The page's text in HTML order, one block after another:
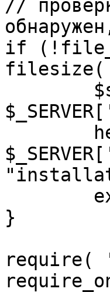
//
if
filesize(
}
require(